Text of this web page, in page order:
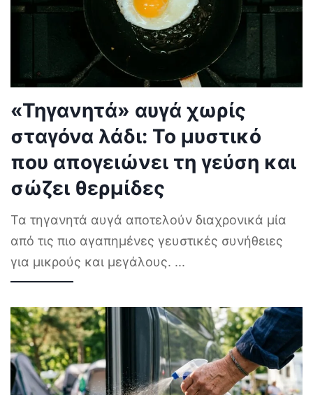
«Τηγανητά» αυγά χωρίς
σταγόνα λάδι: Το μυστικό
που απογειώνει τη γεύση και
σώζει θερμίδες
Τα τηγανητά αυγά αποτελούν διαχρονικά μία
από τις πιο αγαπημένες γευστικές συνήθειες
για μικρούς και μεγάλους. ...